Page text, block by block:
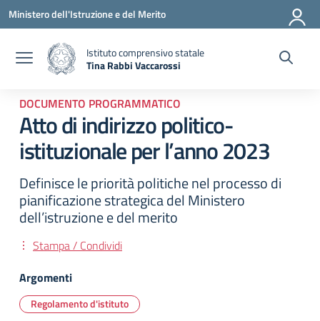
Vai ai contenuti
Vai al menu di navigazione
Vai al footer
Ministero dell'Istruzione e del Merito
Istituto comprensivo statale
Tina Rabbi Vaccarossi
DOCUMENTO PROGRAMMATICO
Atto di indirizzo politico-
istituzionale per l’anno 2023
Definisce le priorità politiche nel processo di
pianificazione strategica del Ministero
dell’istruzione e del merito
Stampa / Condividi
Argomenti
Regolamento d'istituto